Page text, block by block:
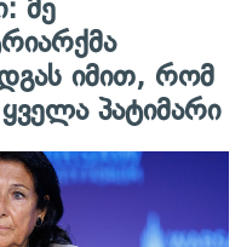
მე
იმით, რომ
პატიმარი